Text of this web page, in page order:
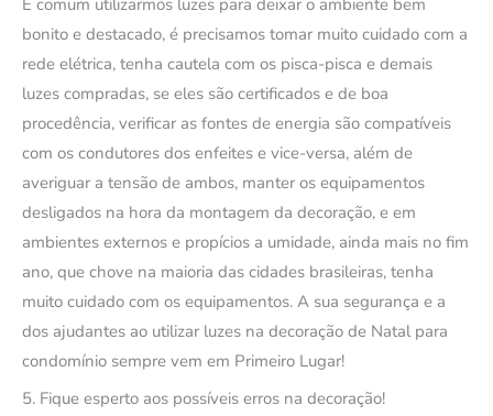
bonito e destacado, é precisamos tomar muito cuidado com a
rede elétrica, tenha cautela com os pisca-pisca e demais
luzes compradas, se eles são certificados e de boa
procedência, verificar as fontes de energia são compatíveis
com os condutores dos enfeites e vice-versa, além de
averiguar a tensão de ambos, manter os equipamentos
desligados na hora da montagem da decoração, e em
ambientes externos e propícios a umidade, ainda mais no fim
ano, que chove na maioria das cidades brasileiras, tenha
muito cuidado com os equipamentos. A sua segurança e a
dos ajudantes ao utilizar luzes na decoração de Natal para
condomínio sempre vem em Primeiro Lugar!
5. Fique esperto aos possíveis erros na decoração!